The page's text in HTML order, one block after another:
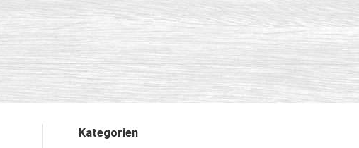
Kategorien